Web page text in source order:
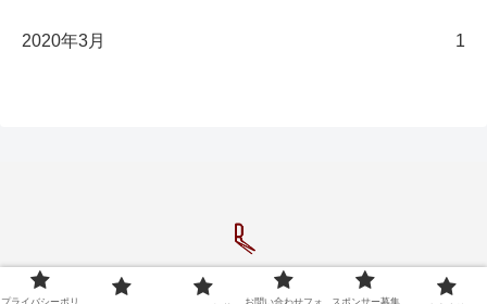
2020年3月 1
Copyright © 2020-2026 長濱陸のブログ All Rights Reserved.
プライバシーポリ お問い合わせフォ スポンサー募集